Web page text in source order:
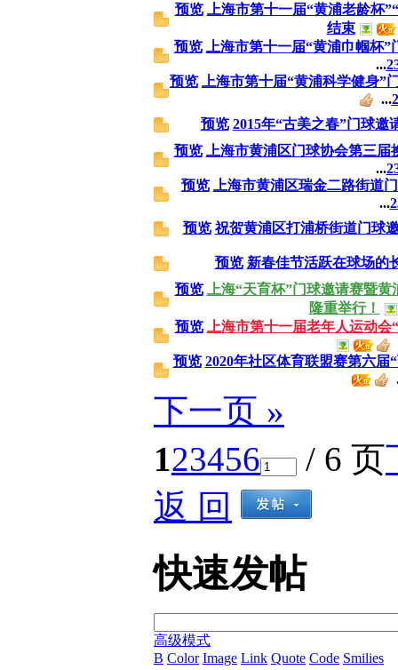
预览
上海市第十一届“黄浦老龄杯
结束
预览
上海市第十一届“黄浦巾帼杯
...2
预览
上海市第十届“黄浦科学健身”
...2
预览 2015年“古美之春”门球邀
预览
上海市黄浦区门球协会第三
...2
预览
上海市黄浦区瑞金二路街道
...2
预览 祝贺黄浦区打浦桥街道门球
预览 新春佳节活跃在球场的
预览
上海“天育杯”门球邀请赛暨
隆重举行！
预览
上海市第十一届老年人运动
预览 2020年社区体育联盟赛第六届
下一页 »
123456 / 6 页
返 回
快速发帖
高级模式
B Color Image Link Quote Code Smilies